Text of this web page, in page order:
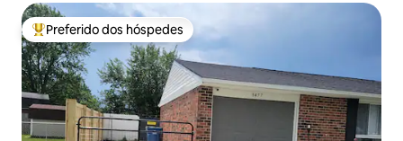
Entre os melhores preferidos dos hóspedes
Preferido dos hóspedes